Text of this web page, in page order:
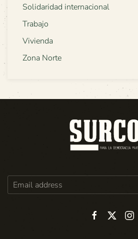
Solidaridad internacional
Trabajo
Vivienda
Zona Norte